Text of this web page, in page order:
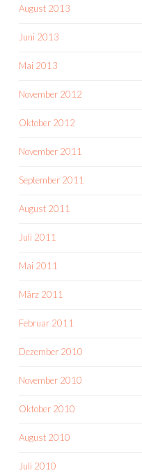
August 2013
Juni 2013
Mai 2013
November 2012
Oktober 2012
November 2011
September 2011
August 2011
Juli 2011
Mai 2011
März 2011
Februar 2011
Dezember 2010
November 2010
Oktober 2010
August 2010
Juli 2010